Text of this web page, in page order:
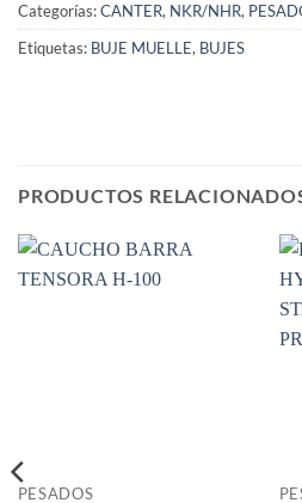
Categorías:CANTER, NKR/NHR,
Etiquetas: BUJE MUELLE, BUJES
PRODUCTOS
PESADOS